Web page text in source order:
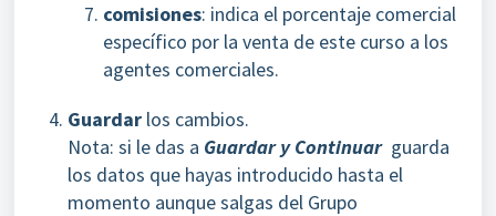
comisiones: indica el porcentaje comercial
específico por la venta de este curso a los
agentes comerciales.
Guardar los cambios.
Nota: si le das a Guardar y Continuar guarda
los datos que hayas introducido hasta el
momento aunque salgas del Grupo